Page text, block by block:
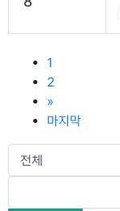
1
2
»
마지막